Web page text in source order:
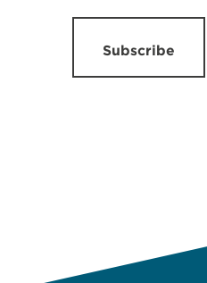
Subscribe